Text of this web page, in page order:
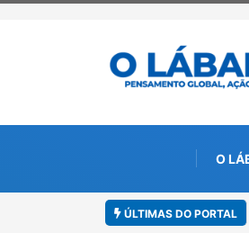
O
ÚLTIMAS DO PORTAL